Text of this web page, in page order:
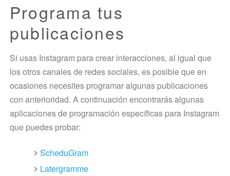
Programa tus
publicaciones
Si usas Instagram para crear interacciones, al igual que
los otros canales de redes sociales, es posible que en
ocasiones necesites programar algunas publicaciones
con anterioridad. A continuación encontrarás algunas
aplicaciones de programación específicas para Instagram
que puedes probar:
ScheduGram
Latergramme